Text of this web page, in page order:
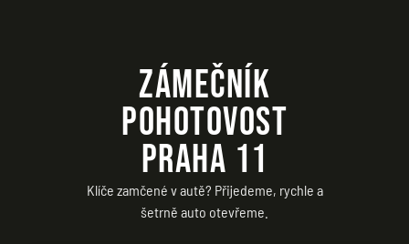
ZÁMEČNÍK
POHOTOVOST
PRAHA 11
Klíče zamčené v autě? Přijedeme, rychle a
šetrně auto otevřeme.